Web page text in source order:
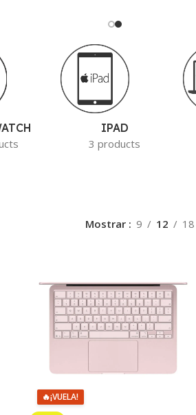
IPAD
3 products
Mostrar 9 12 18
🔥¡VUELA!